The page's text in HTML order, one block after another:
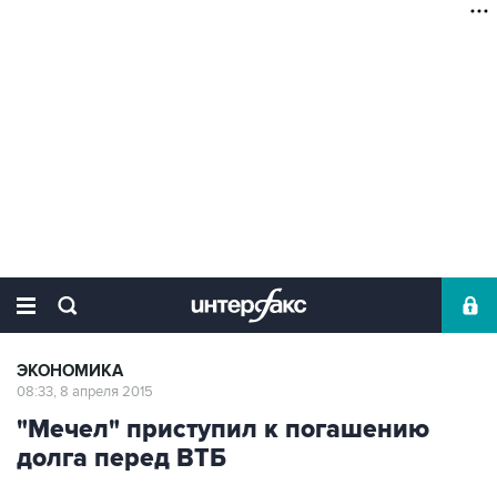
ЭКОНОМИКА
08:33, 8 апреля 2015
"Мечел" приступил к погашению
долга перед ВТБ